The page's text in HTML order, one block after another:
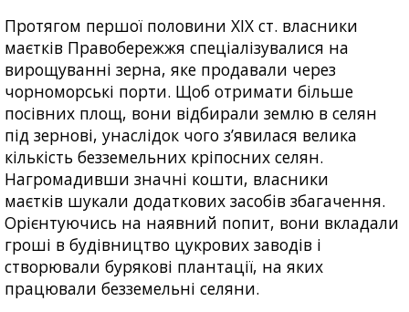
Протягом першої половини XIX ст. власники
маєтків Правобережжя спеціалізувалися на
вирощуванні зерна, яке продавали через
чорноморські порти. Щоб отримати більше
посівних площ, вони відбирали землю в селян
під зернові, унаслідок чого з’явилася велика
кількість безземельних кріпосних селян.
Нагромадивши значні кошти, власники
маєтків шукали додаткових засобів збагачення.
Орієнтуючись на наявний попит, вони вкладали
гроші в будівництво цукрових заводів і
створювали бурякові плантації, на яких
працювали безземельні селяни.